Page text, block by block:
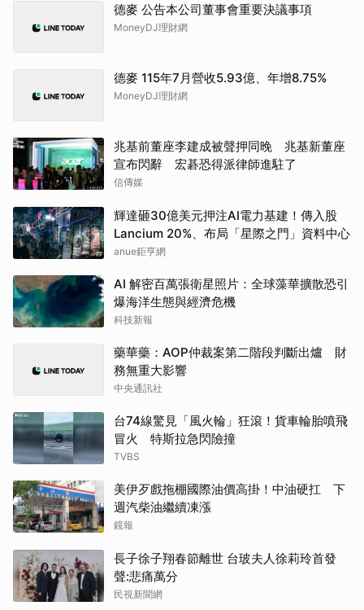
德麥 公告本公司董事會重要決議事項
MoneyDJ理財網
德麥 115年7月營收5.93億、年增8.75%
MoneyDJ理財網
兆基前董座李建成被聲押同晚 兆基新董座
宣布閃辭 宏碁恐得派律師進駐了
信傳媒
輝達砸30億美元押注AI電力基建！傳入股
Lancium 20%、布局「星際之門」資料中心
anue鉅亨網
AI 解密百萬張衛星照片：全球藻華擴散恐引
爆海洋生態與經濟危機
科技新報
藥華藥：AOP仲裁案第二階段判斷出爐 財
務無重大影響
中央通訊社
台74線驚見「風火輪」狂滾！貨車輪胎噴飛
冒火 特斯拉急閃險撞
TVBS
美伊歹戲拖棚國際油價高掛！中油硬扛 下
週汽柴油繼續凍漲
鏡報
長子徐子翔春節離世 台玻夫人徐莉玲首發
聲:悲痛萬分
民視新聞網